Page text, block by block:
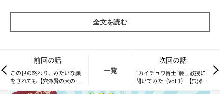
全文を読む
前回の話
この世の終わり、みたいな顔
をされても【穴澤賢の犬のは
なし】
一覧
次回の話
“カイチュウ博士”藤田教授に
聞いてみた（Vol.1）【穴澤賢
の犬のはなし】